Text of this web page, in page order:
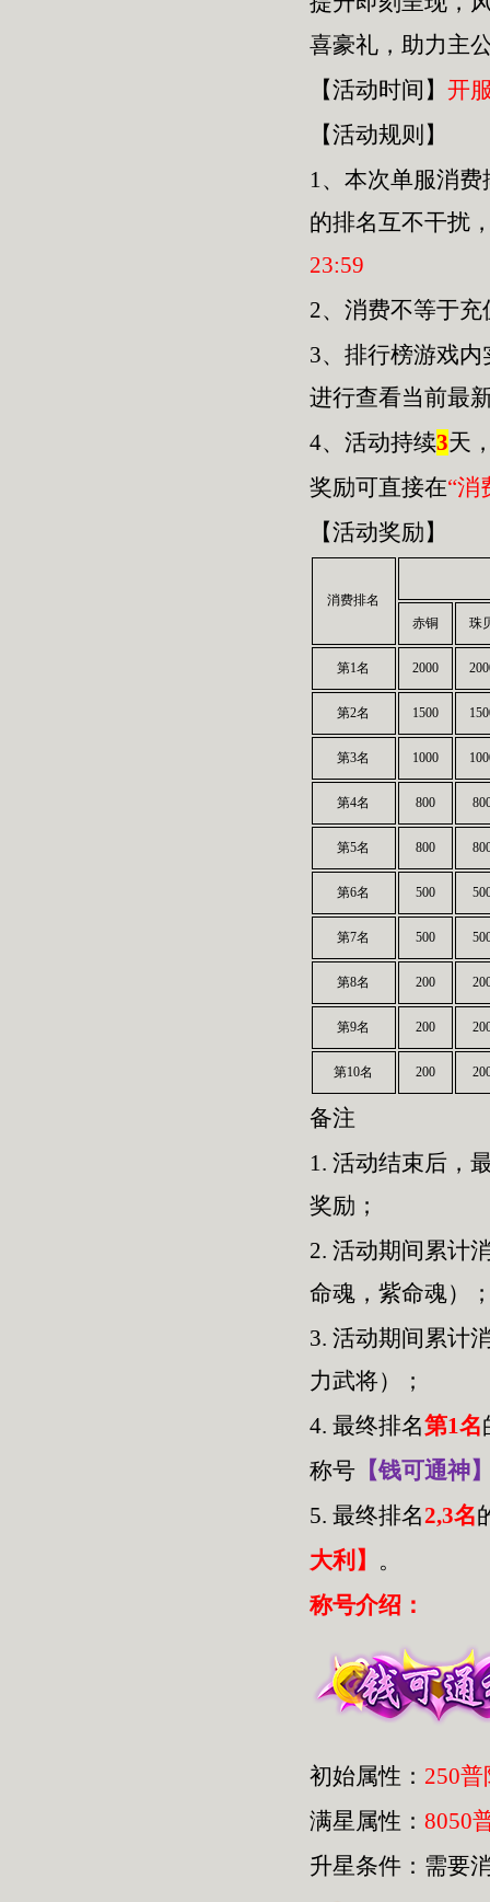
喜豪礼，助力主
【活动时间】 开
【活动规则】
1、本次单服消费
的排名互不干扰
23:59
2、消费不等于
3、排行榜游戏
进行查看当前最
4、活动持续3天
奖励可直接在“消
【活动奖励】
消费排名
赤铜
珠
第1名 2000
第2名 1500
第3名 1000
第4名 800
第5名 800
第6名 500
第7名 500
第8名 200
第9名 200
第10名 200
备注
1. 活动结束后，
奖励；
2. 活动期间累计
命魂，紫命魂）
3. 活动期间累计
力武将）；
4. 最终排名第1名
称号 【钱可通神
5. 最终排名2,3名
大利】 。
称号介绍：
初始属性： 250
满星属性： 8050
升星条件：需要